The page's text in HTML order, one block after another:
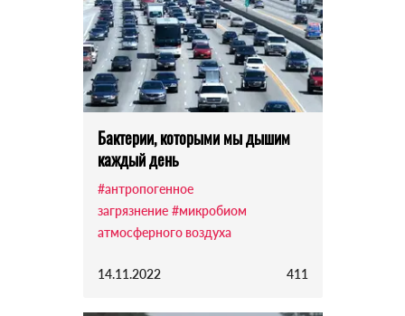
Бактерии, которыми мы дышим
каждый день
#антропогенное
загрязнение #микробиом
атмосферного воздуха
14.11.2022 411